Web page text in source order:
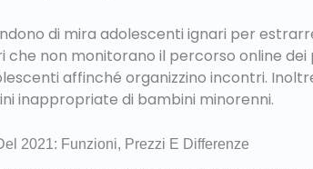
di mira adolescenti ignari per
che non monitorano il percorso online
affinché organizzino incontri.
inappropriate di bambini minorenni.
2021: Funzioni, Prezzi E Differenze